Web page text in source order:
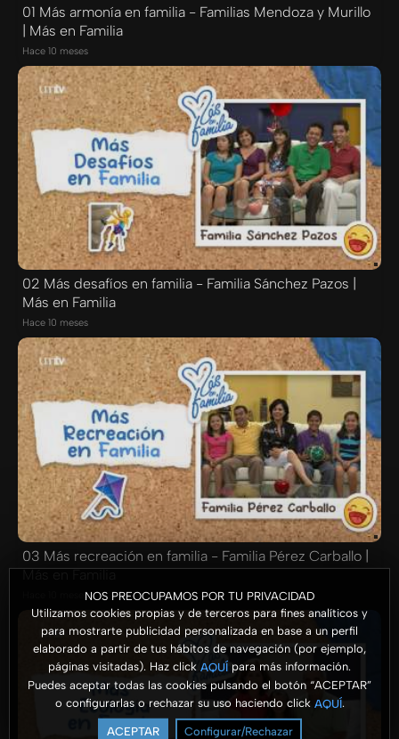
NOS PREOCUPAMOS POR TU PRIVACIDAD
Utilizamos cookies propias y de terceros para fines analíticos y
para mostrarte publicidad personalizada en base a un perfil
elaborado a partir de tus hábitos de navegación (por ejemplo,
páginas visitadas). Haz click AQUÍ para más información.
Puedes aceptar todas las cookies pulsando el botón “ACEPTAR”
o configurarlas o rechazar su uso haciendo click AQUÍ.
ACEPTAR Configurar/Rechazar
01 Más armonía en familia - Familias Mendoza y Murillo
| Más en Familia
Hace 10 meses
02 Más desafíos en familia - Familia Sánchez Pazos |
Más en Familia
Hace 10 meses
03 Más recreación en familia - Familia Pérez Carballo |
Más en Familia
Hace 10 meses